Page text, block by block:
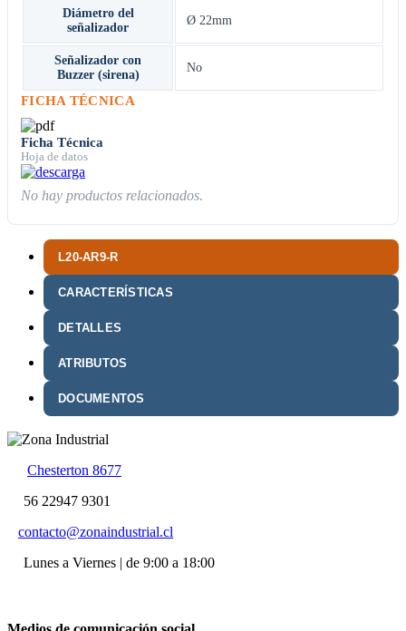
L20-AR9-R
CARACTERÍSTICAS
DETALLES
ATRIBUTOS
DOCUMENTOS
Diámetro del
señalizador
Ø 22mm
Señalizador con
Buzzer (sirena)
No
FICHA TÉCNICA
Ficha Técnica
Hoja de datos
No hay productos relacionados.
Chesterton 8677
56 22947 9301
contacto@zonaindustrial.cl
Lunes a Viernes | de 9:00 a 18:00